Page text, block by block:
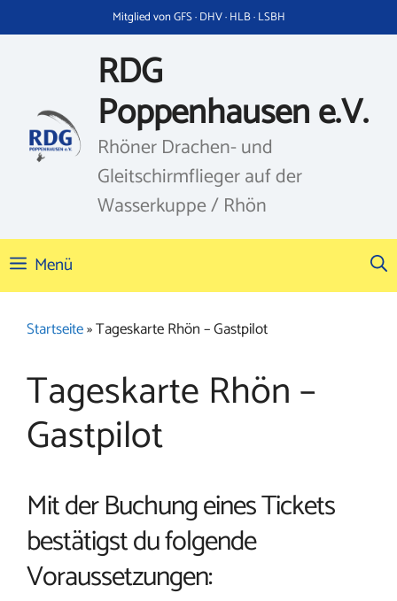
Inhalt
Mitglied von GFS · DHV · HLB · LSBH
RDG
Poppenhausen e.V.
Rhöner Drachen- und
Gleitschirmflieger auf der
Wasserkuppe / Rhön
Menü
Startseite»Tageskarte Rhön – Gastpilot
Tageskarte Rhön –
Gastpilot
Mit der Buchung eines Tickets
bestätigst du folgende
Voraussetzungen: